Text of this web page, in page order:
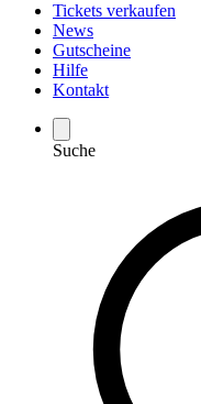
Tickets verkaufen
News
Gutscheine
Hilfe
Kontakt
Suche